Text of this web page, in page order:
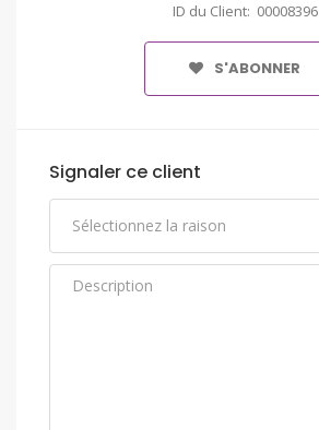
ID du Client: 00008396
S'ABONNER
Signaler ce client